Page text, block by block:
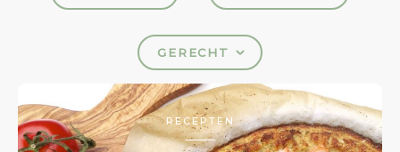
GERECHT
RECEPTEN